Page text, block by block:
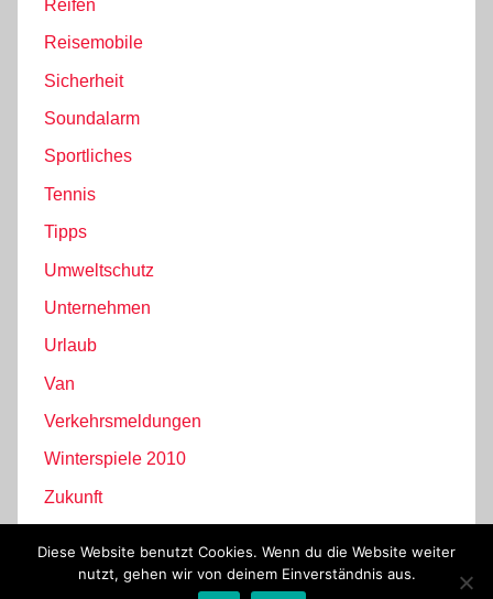
Reifen
Reisemobile
Sicherheit
Soundalarm
Sportliches
Tennis
Tipps
Umweltschutz
Unternehmen
Urlaub
Van
Verkehrsmeldungen
Winterspiele 2010
Zukunft
Diese Website benutzt Cookies. Wenn du die Website weiter
nutzt, gehen wir von deinem Einverständnis aus.